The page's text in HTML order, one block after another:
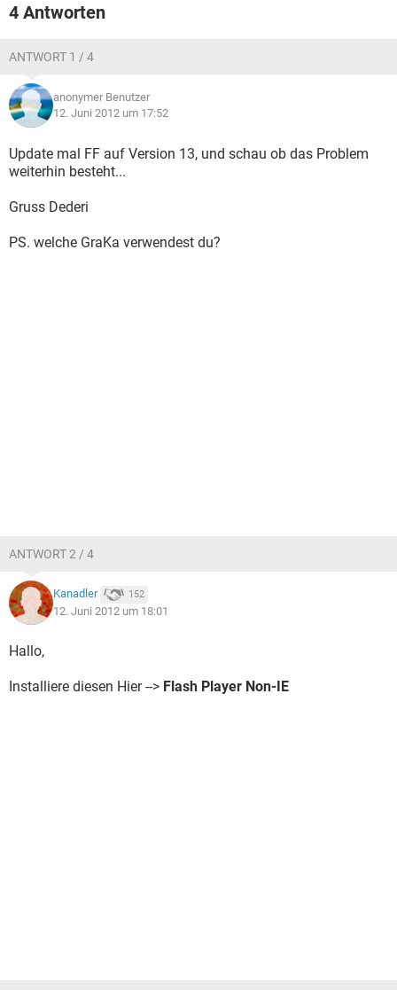
4 Antworten
ANTWORT 1 / 4
anonymer Benutzer
12. Juni 2012 um 17:52
Update mal FF auf Version 13, und schau ob das Problem
weiterhin besteht...
Gruss Dederi
PS. welche GraKa verwendest du?
ANTWORT 2 / 4
Kanadler 152
12. Juni 2012 um 18:01
Hallo,
Installiere diesen Hier --> Flash Player Non-IE